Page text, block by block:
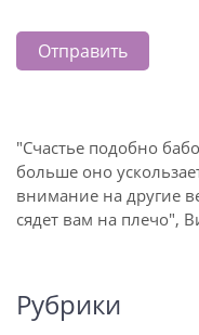
Отправить
"Счастье подобно
больше оно
внимание на другие
сядет вам на плечо",
Рубрики